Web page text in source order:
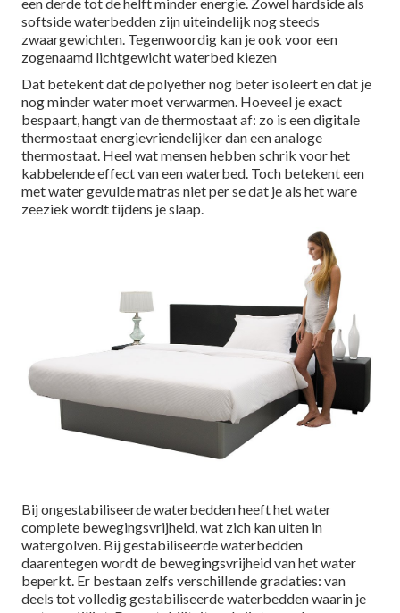
softside waterbedden zijn uiteindelijk nog steeds
zwaargewichten. Tegenwoordig kan je ook voor een
zogenaamd lichtgewicht waterbed kiezen
Dat betekent dat de polyether nog beter isoleert en dat je
nog minder water moet verwarmen. Hoeveel je exact
bespaart, hangt van de thermostaat af: zo is een digitale
thermostaat energievriendelijker dan een analoge
thermostaat. Heel wat mensen hebben schrik voor het
kabbelende effect van een waterbed. Toch betekent een
met water gevulde matras niet per se dat je als het ware
zeeziek wordt tijdens je slaap.
Bij ongestabiliseerde waterbedden heeft het water
complete bewegingsvrijheid, wat zich kan uiten in
watergolven. Bij gestabiliseerde waterbedden
daarentegen wordt de bewegingsvrijheid van het water
beperkt. Er bestaan zelfs verschillende gradaties: van
deels tot volledig gestabiliseerde waterbedden waarin je